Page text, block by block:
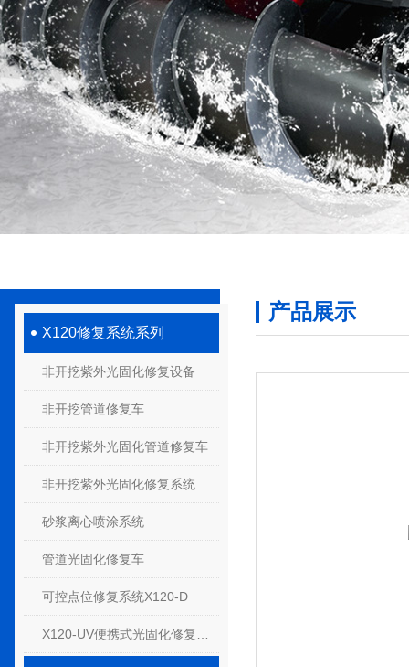
X120修复系统系列
非开挖紫外光固化修复设备
非开挖管道修复车
非开挖紫外光固化管道修复车
非开挖紫外光固化修复系统
砂浆离心喷涂系统
管道光固化修复车
可控点位修复系统X120-D
产品展示